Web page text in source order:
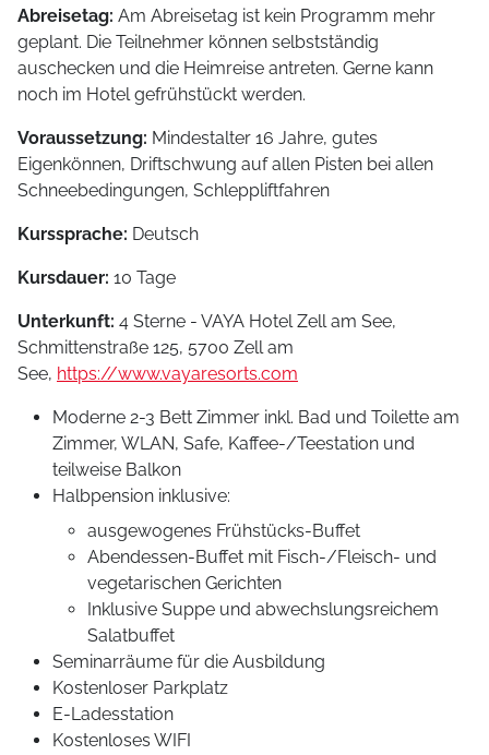
Abreisetag: Am Abreisetag ist kein Programm mehr
geplant. Die Teilnehmer können selbstständig
auschecken und die Heimreise antreten. Gerne kann
noch im Hotel gefrühstückt werden.
Voraussetzung: Mindestalter 16 Jahre, gutes
Eigenkönnen, Driftschwung auf allen Pisten bei allen
Schneebedingungen, Schleppliftfahren
Kurssprache: Deutsch
Kursdauer: 10 Tage
Unterkunft: 4 Sterne - VAYA Hotel Zell am See,
Schmittenstraße 125, 5700 Zell am
See, https://www.vayaresorts.com
Moderne 2-3 Bett Zimmer inkl. Bad und Toilette am
Zimmer, WLAN, Safe, Kaffee-/Teestation und
teilweise Balkon
Halbpension inklusive:
ausgewogenes Frühstücks-Buffet
Abendessen-Buffet mit Fisch-/Fleisch- und
vegetarischen Gerichten
Inklusive Suppe und abwechslungsreichem
Salatbuffet
Seminarräume für die Ausbildung
Kostenloser Parkplatz
E-Ladesstation
Kostenloses WIFI